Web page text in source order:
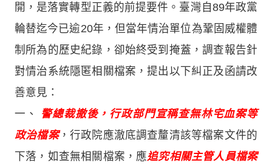
開，是落實轉型正義的前提要件。臺灣自89年政黨
輪替迄今已逾20年，但當年情治單位為鞏固威權體
制所為的歷史紀錄，卻始終受到掩蓋，調查報告針
對情治系統隱匿相關檔案，提出以下糾正及函請改
善意見：
一、 警總裁撤後，行政部門宣稱查無林宅血案等
政治檔案，行政院應澈底調查釐清該等檔案文件的
下落，如查無相關檔案，應追究相關主管人員檔案